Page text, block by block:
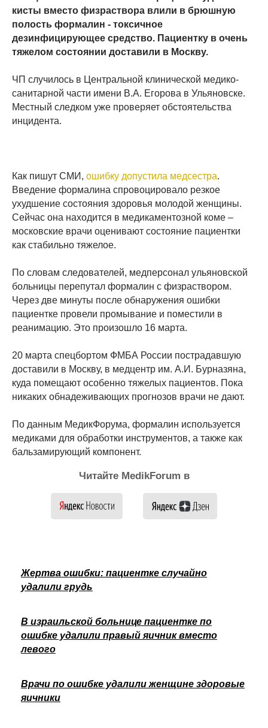
кисты вместо физраствора влили в брюшную
полость формалин - токсичное
дезинфицирующее средство. Пациентку в очень
тяжелом состоянии доставили в Москву.
ЧП случилось в Центральной клинической медико-
санитарной части имени В.А. Егорова в Ульяновске.
Местный следком уже проверяет обстоятельства
инцидента.
Как пишут СМИ, ошибку допустила медсестра.
Введение формалина спровоцировало резкое
ухудшение состояния здоровья молодой женщины.
Сейчас она находится в медикаментозной коме –
московские врачи оценивают состояние пациентки
как стабильно тяжелое.
По словам следователей, медперсонал ульяновской
больницы перепутал формалин с физраствором.
Через две минуты после обнаружения ошибки
пациентке провели промывание и поместили в
реанимацию. Это произошло 16 марта.
20 марта спецбортом ФМБА России пострадавшую
доставили в Москву, в медцентр им. А.И. Бурназяна,
куда помещают особенно тяжелых пациентов. Пока
никаких обнадеживающих прогнозов врачи не дают.
По данным МедикФорума, формалин используется
медиками для обработки инструментов, а также как
бальзамирующий компонент.
Читайте MedikForum в
Жертва ошибки: пациентке случайно
удалили грудь
В израильской больнице пациентке по
ошибке удалили правый яичник вместо
левого
Врачи по ошибке удалили женщине здоровые
яичники